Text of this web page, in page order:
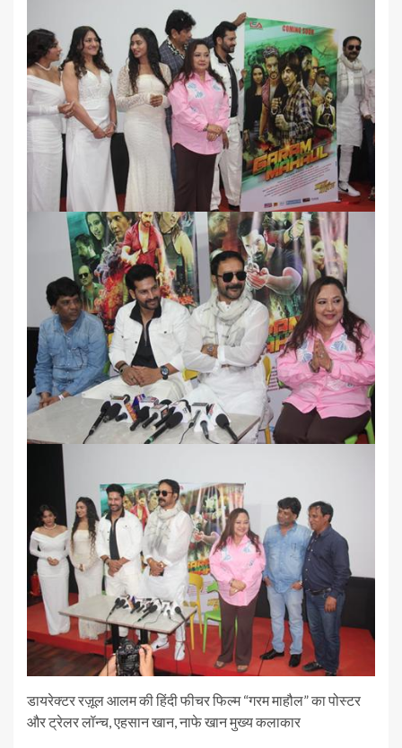
डायरेक्टर रज़ूल आलम की हिंदी फीचर फिल्म “गरम माहौल” का पोस्टर
और ट्रेलर लॉन्च, एहसान खान, नाफे खान मुख्य कलाकार